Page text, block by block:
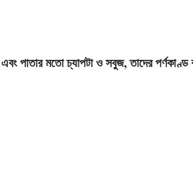
পাতার মতাে চ্যাপটা ও সবুজ, তাদের